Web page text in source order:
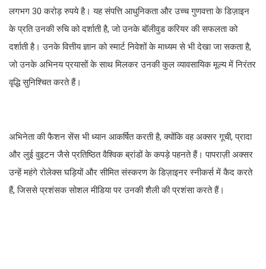
लगभग 30 करोड़ रुपये है। यह संपत्ति आधुनिकता और उच्च गुणवत्ता के डिज़ाइन
के प्रति उनकी रुचि को दर्शाती है, जो उनके बॉलीवुड करियर की सफलता को
दर्शाती है। उनके वित्तीय ज्ञान को स्मार्ट निवेशों के माध्यम से भी देखा जा सकता है,
जो उनके अभिनय प्रयासों के साथ मिलकर उनकी कुल व्यावसायिक मूल्य में निरंतर
वृद्धि सुनिश्चित करते हैं।
अभिनेता की फैशन सेंस भी ध्यान आकर्षित करती है, क्योंकि वह अक्सर गूची, प्रादा
और लुई वुइटन जैसे प्रतिष्ठित वैश्विक ब्रांडों के कपड़े पहनते हैं। पापराज़ी अक्सर
उन्हें महंगे रोलेक्स घड़ियों और सीमित संस्करण के डिज़ाइनर स्नीकर्स में कैद करते
हैं, जिससे प्रशंसक सोशल मीडिया पर उनकी शैली की प्रशंसा करते हैं।